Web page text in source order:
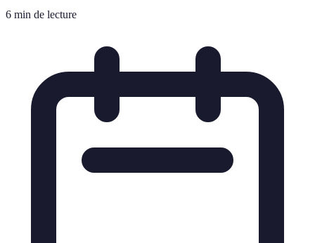
6 min de lecture